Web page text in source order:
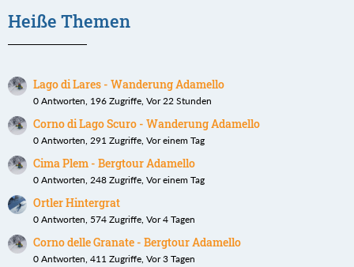
Heiße Themen
Lago di Lares - Wanderung Adamello
0 Antworten, 196 Zugriffe, Vor 22 Stunden
Corno di Lago Scuro - Wanderung Adamello
0 Antworten, 291 Zugriffe, Vor einem Tag
Cima Plem - Bergtour Adamello
0 Antworten, 248 Zugriffe, Vor einem Tag
Ortler Hintergrat
0 Antworten, 574 Zugriffe, Vor 4 Tagen
Corno delle Granate - Bergtour Adamello
0 Antworten, 411 Zugriffe, Vor 3 Tagen